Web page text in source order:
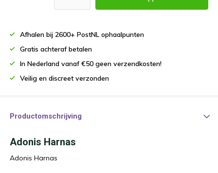
Afhalen bij 2600+ PostNL ophaalpunten
Gratis achteraf betalen
In Nederland vanaf €50 geen verzendkosten!
Veilig en discreet verzonden
Productomschrijving
Adonis Harnas
Adonis Harnas